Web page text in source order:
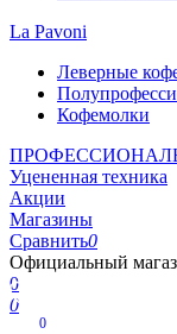
La Pavoni
Леверные
Кофемолки
Уцененная техника
Акции
Магазины
Сравнить0
Официальный
0
0
0